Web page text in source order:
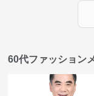
60代ファッション